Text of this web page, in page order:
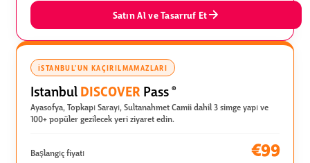
Satın Al ve Tasarruf Et
İSTANBUL'UN KAÇIRILMAMAZLARI
IstanbulDISCOVER Pass ®
Ayasofya, Topkapı Sarayı, Sultanahmet Camii dahil 3 simge yapı ve
100+ popüler gezilecek yeri ziyaret edin.
Başlangıç fiyatı €99